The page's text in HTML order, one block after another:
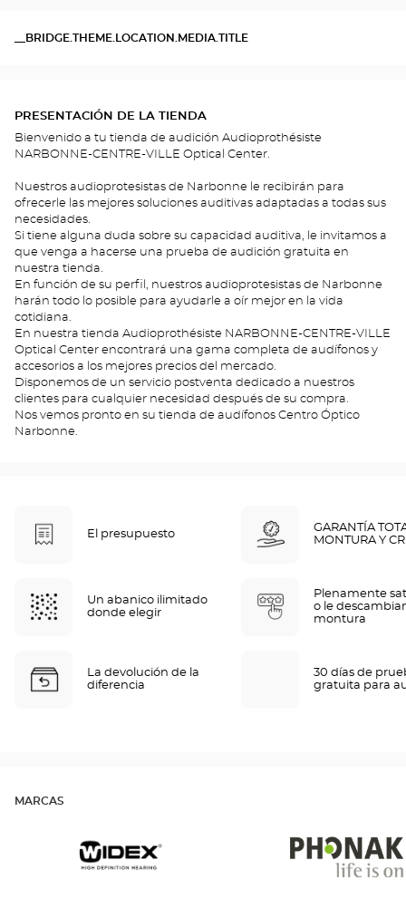
__BRIDGE.THEME.LOCATION.MEDIA.TITLE
PRESENTACIÓN DE LA TIENDA
Bienvenido a tu tienda de audición Audioprothésiste
NARBONNE-CENTRE-VILLE Optical Center.
Nuestros audioprotesistas de Narbonne le recibirán para
ofrecerle las mejores soluciones auditivas adaptadas a todas sus
necesidades.
Si tiene alguna duda sobre su capacidad auditiva, le invitamos a
que venga a hacerse una prueba de audición gratuita en
nuestra tienda.
En función de su perfil, nuestros audioprotesistas de Narbonne
harán todo lo posible para ayudarle a oír mejor en la vida
cotidiana.
En nuestra tienda Audioprothésiste NARBONNE-CENTRE-VILLE
Optical Center encontrará una gama completa de audífonos y
accesorios a los mejores precios del mercado.
Disponemos de un servicio postventa dedicado a nuestros
clientes para cualquier necesidad después de su compra.
Nos vemos pronto en su tienda de audífonos Centro Óptico
Narbonne.
El presupuesto
GARANTÍA
MONTURA Y
Un abanico ilimitado
donde elegir
Plenamente
o le
montura
La devolución de la
diferencia
30 días de
gratuita para
MARCAS